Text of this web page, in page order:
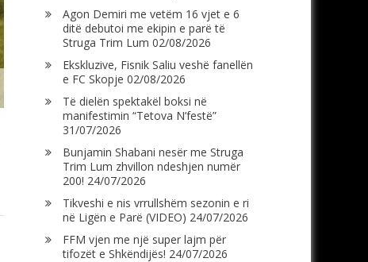
Agon Demiri me vetëm 16 vjet e 6
ditë debutoi me ekipin e parë të
Struga Trim Lum 02/08/2026
Ekskluzive, Fisnik Saliu veshë fanellën
e FC Skopje 02/08/2026
Të dielën spektakël boksi në
manifestimin “Tetova N’festë”
31/07/2026
Bunjamin Shabani nesër me Struga
Trim Lum zhvillon ndeshjen numër
200! 24/07/2026
Tikveshi e nis vrrullshëm sezonin e ri
në Ligën e Parë (VIDEO) 24/07/2026
FFM vjen me një super lajm për
tifozët e Shkëndijës! 24/07/2026